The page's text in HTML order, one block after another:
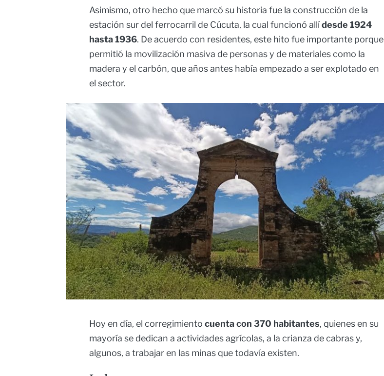
Asimismo, otro hecho que marcó su historia fue la construcción de la
estación sur del ferrocarril de Cúcuta, la cual funcionó allídesde 1924
hasta 1936. De acuerdo con residentes, este hito fue importante porque
permitió la movilización masiva de personas y de materiales como la
madera y el carbón, que años antes había empezado a ser explotado en
el sector.
Hoy en día, el corregimiento cuenta con 370 habitantes, quienes en su
mayoría se dedican a actividades agrícolas, a la crianza de cabras y,
algunos, a trabajar en las minas que todavía existen.